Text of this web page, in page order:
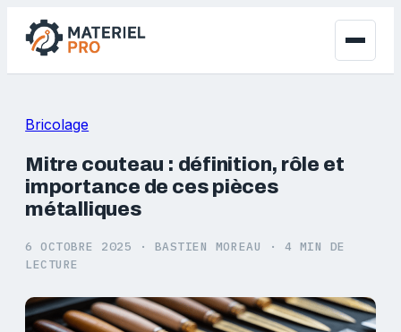
Bricolage
Mitre couteau : définition, rôle et
importance de ces pièces
métalliques
6 OCTOBRE 2025 · BASTIEN MOREAU ·
4 MIN DE
LECTURE